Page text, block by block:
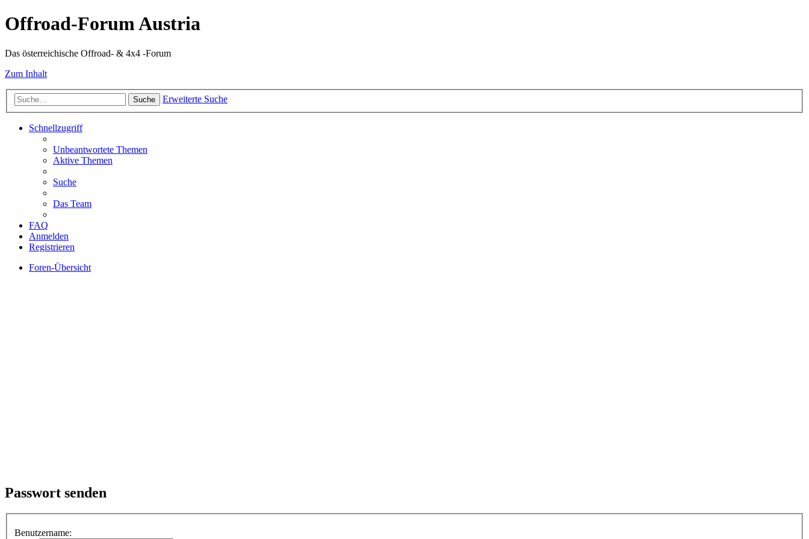
Offroad-Forum Austria
Das österreichische Offroad- & 4x4 -Forum
Zum Inhalt
Suche Erweiterte Suche
Schnellzugriff
Unbeantwortete Themen
Aktive Themen
Suche
Das Team
FAQ
Anmelden
Registrieren
Foren-Übersicht
Passwort senden
Benutzername: